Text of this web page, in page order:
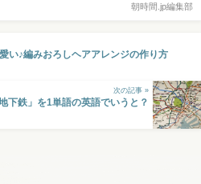
朝時間.jp編集部
い♪編みおろしヘアアレンジの作り方
次の記事 »
地下鉄」を1単語の英語でいうと？